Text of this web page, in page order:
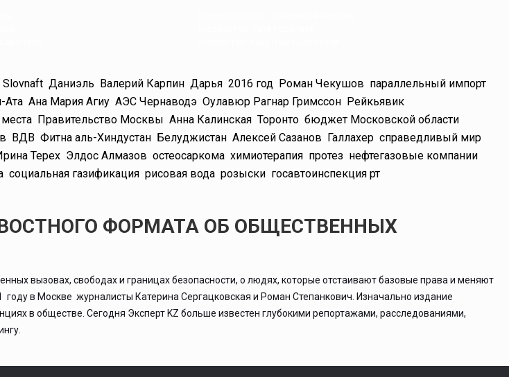
Slovnaft Даниэль Валерий Карпин Дарья 2016 год Роман Чекушов параллельный импорт
Ата Ана Мария Агиу АЭС Чернаводэ Оулавюр Рагнар Гримссон Рейкьявик
Правительство Москвы Анна Калинская Торонто бюджет Московской области
ВДВ Фитна аль-Хиндустан Белуджистан Алексей Сазанов Галлахер справедливый мир
Терех Элдос Алмазов остеосаркома химиотерапия протез нефтегазовые компании
социальная газификация рисовая вода розыски госавтоинспекция рт
ФОРМАТА ОБ ОБЩЕСТВЕННЫХ
вызовах, свободах и границах безопасности, о людях, которые отстаивают базовые права и меняют
в Москве журналисты Катерина Сергацковская и Роман Степанкович. Изначально издание
в обществе. Сегодня Эксперт KZ больше известен глубокими репортажами, расследованиями,